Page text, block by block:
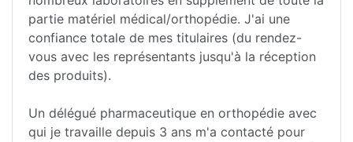
partie matériel médical/orthopédie. J'ai une
confiance totale de mes titulaires (du rendez-
vous avec les représentants jusqu'à la réception
des produits).
Un délégué pharmaceutique en orthopédie avec
qui je travaille depuis 3 ans m'a contacté pour